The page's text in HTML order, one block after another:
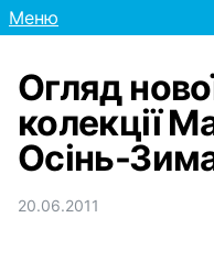
Меню
Огляд
колекції
Осінь-
20.06.2011